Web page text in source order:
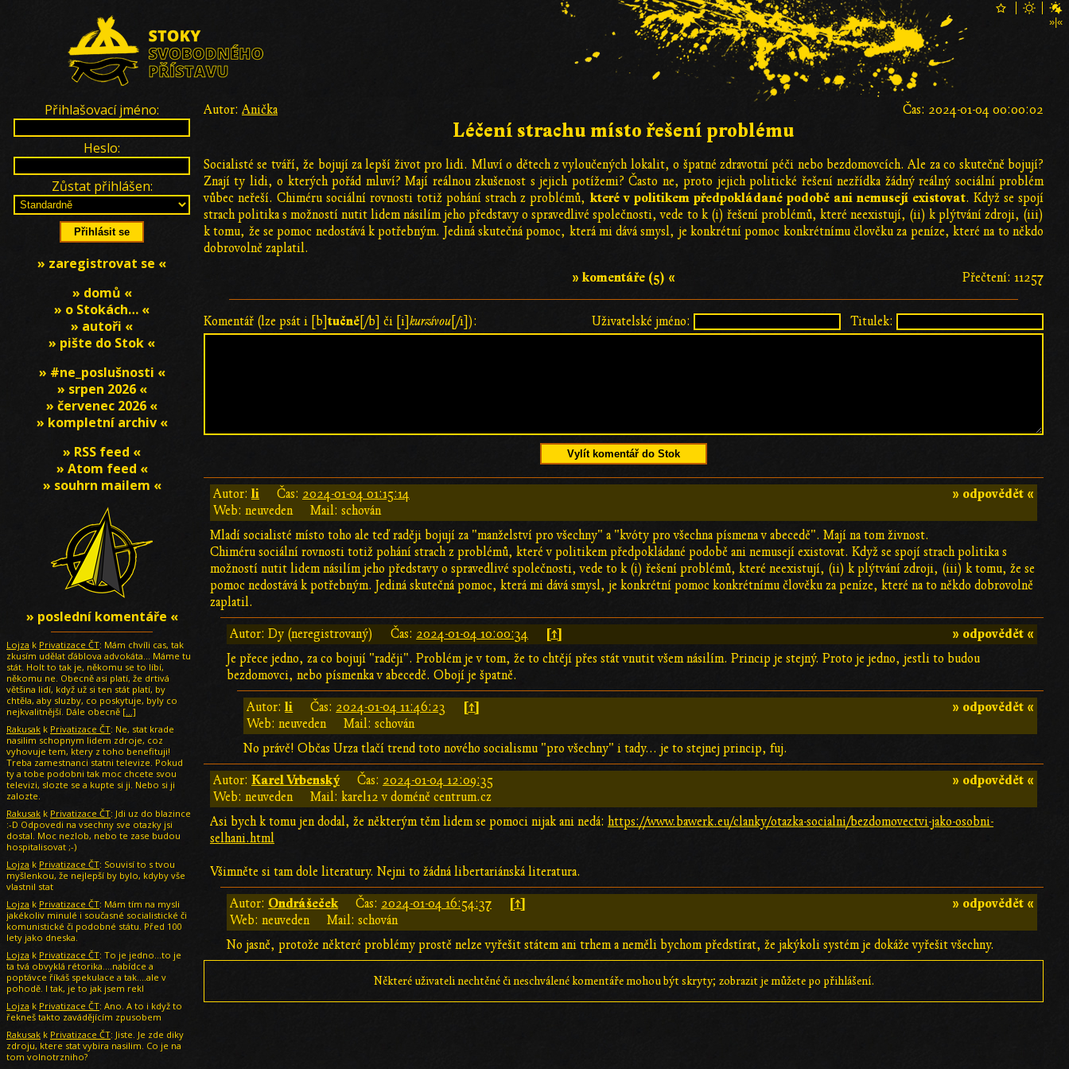
Autor: Anička Čas: 2024-01-04 00:00:02
Léčení strachu místo řešení problému
Socialisté se tváří, že bojují za lepší život pro lidi. Mluví o dětech z vyloučených lokalit, o špatné zdravotní péči nebo bezdomovcích. Ale za co skutečně bojují?
Znají ty lidi, o kterých pořád mluví? Mají reálnou zkušenost s jejich potížemi? Často ne, proto jejich politické řešení nezřídka žádný reálný sociální problém
vůbec neřeší. Chiméru sociální rovnosti totiž pohání strach z problémů, které v politikem předpokládané podobě ani nemusejí existovat. Když se spojí
strach politika s možností nutit lidem násilím jeho představy o spravedlivé společnosti, vede to k (i) řešení problémů, které neexistují, (ii) k plýtvání zdroji, (iii)
k tomu, že se pomoc nedostává k potřebným. Jediná skutečná pomoc, která mi dává smysl, je konkrétní pomoc konkrétnímu člověku za peníze, které na to někdo
dobrovolně zaplatil.
Přečtení: 11257
» komentáře (5) «
Uživatelské jméno: Titulek:
Komentář (lze psát i [b] tučně [/b] či [i] kurzívou [/i]):
Vylít komentář do Stok
» odpovědět «
Autor:li Čas: 2024-01-04 01:15:14
Web: neuveden
Mail: schován
Mladí socialisté místo toho ale teď raději bojují za "manželství pro všechny" a "kvóty pro všechna písmena v abecedě". Mají na tom živnost.
Chiméru sociální rovnosti totiž pohání strach z problémů, které v politikem předpokládané podobě ani nemusejí existovat. Když se spojí strach politika s
možností nutit lidem násilím jeho představy o spravedlivé společnosti, vede to k (i) řešení problémů, které neexistují, (ii) k plýtvání zdroji, (iii) k tomu, že se
pomoc nedostává k potřebným. Jediná skutečná pomoc, která mi dává smysl, je konkrétní pomoc konkrétnímu člověku za peníze, které na to někdo dobrovolně
zaplatil.
» odpovědět «
Autor: Dy (neregistrovaný) Čas: 2024-01-04 10:00:34 [↑]
Je přece jedno, za co bojují "raději". Problém je v tom, že to chtějí přes stát vnutit všem násilím. Princip je stejný. Proto je jedno, jestli to budou
bezdomovci, nebo písmenka v abecedě. Obojí je špatně.
» odpovědět «
Autor:li Čas: 2024-01-04 11:46:23 [↑]
Web: neuveden
Mail: schován
No právě! Občas Urza tlačí trend toto nového socialismu "pro všechny" i tady... je to stejnej princip, fuj.
» odpovědět «
Autor: Karel Vrbenský Čas: 2024-01-04 12:09:35
Web: neuveden
Mail: karel12 v doméně centrum.cz
Asi bych k tomu jen dodal, že některým těm lidem se pomoci nijak ani nedá: https://www.bawerk.eu/clanky/otazka-socialni/bezdomovectvi-jako-osobni-
selhani.html
Všimněte si tam dole literatury. Nejni to žádná libertariánská literatura.
» odpovědět «
Autor: Ondrášeček Čas: 2024-01-04 16:54:37 [↑]
Web: neuveden
Mail: schován
No jasně, protože některé problémy prostě nelze vyřešit státem ani trhem a neměli bychom předstírat, že jakýkoli systém je dokáže vyřešit všechny.
Některé uživateli nechtěné či neschválené komentáře mohou být skryty; zobrazit je můžete po přihlášení.
Přihlašovací jméno:
Heslo:
Zůstat přihlášen:
» zaregistrovat se «
» domů «
» o Stokách… «
» autoři «
» pište do Stok «
» #ne_poslušnosti «
» srpen 2026 «
» červenec 2026 «
» kompletní archiv «
» RSS feed «
» Atom feed «
» souhrn mailem «
» poslední komentáře «
Lojza k Privatizace ČT: Mám chvíli cas, tak
zkusím udělat ďáblova advokáta... Máme tu
stát. Holt to tak je, někomu se to líbí,
někomu ne. Obecně asi platí, že drtivá
většina lidí, když už si ten stát platí, by
chtěla, aby sluzby, co poskytuje, byly co
nejkvalitnější. Dále obecně […]
Rakusak k Privatizace ČT: Ne, stat krade
nasilim schopnym lidem zdroje, coz
vyhovuje tem, ktery z toho benefituji!
Treba zamestnanci statni televize. Pokud
ty a tobe podobni tak moc chcete svou
televizi, slozte se a kupte si ji. Nebo si ji
zalozte.
Rakusak k Privatizace ČT: Jdi uz do blazince
:-D Odpovedi na vsechny sve otazky jsi
dostal. Moc nezlob, nebo te zase budou
hospitalisovat ;-)
Lojza k Privatizace ČT: Souvisí to s tvou
myšlenkou, že nejlepší by bylo, kdyby vše
vlastnil stat
Lojza k Privatizace ČT: Mám tím na mysli
jakékoliv minulé i současné socialistické či
komunistické či podobné státu. Před 100
lety jako dneska.
Lojza k Privatizace ČT: To je jedno...to je
ta tvá obvyklá rétorika....nabídce a
poptávce říkáš spekulace a tak....ale v
pohodě. I tak, je to jak jsem rekl
Lojza k Privatizace ČT: Ano. A to i když to
řekneš takto zavádějícím zpusobem
Rakusak k Privatizace ČT: Jiste. Je zde diky
zdroju, ktere stat vybira nasilim. Co je na
tom volnotrzniho?